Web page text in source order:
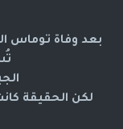
بعد وفاة توماس
لكن الحقيقة